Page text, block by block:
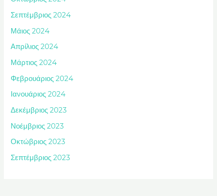
Σεπτέμβριος 2024
Μάιος 2024
Απρίλιος 2024
Μάρτιος 2024
Φεβρουάριος 2024
Ιανουάριος 2024
Δεκέμβριος 2023
Νοέμβριος 2023
Οκτώβριος 2023
Σεπτέμβριος 2023